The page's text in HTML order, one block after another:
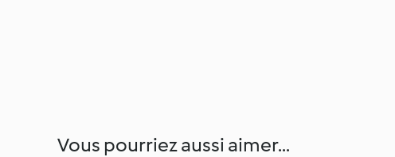
Vous pourriez aussi aimer...